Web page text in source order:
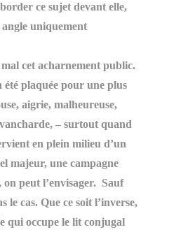
ce sujet devant elle,
angle uniquement
cet acharnement public.
été plaquée pour une plus
aigrie, malheureuse,
– surtout quand
en plein milieu d’un
majeur, une campagne
on peut l’envisager. Sauf
le cas. Que ce soit l’inverse,
qui occupe le lit conjugal